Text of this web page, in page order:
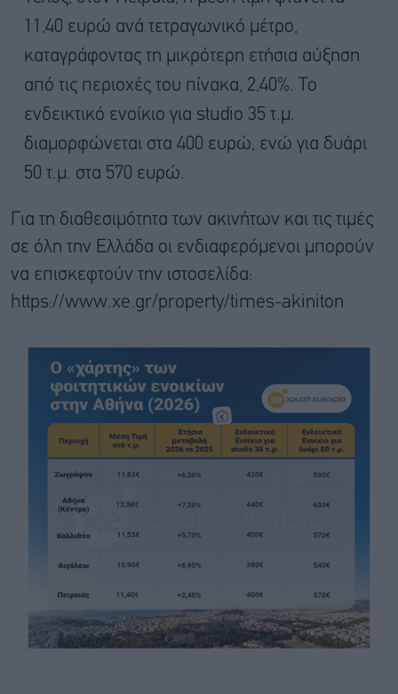
11,40 ευρώ ανά τετραγωνικό μέτρο,
καταγράφοντας τη μικρότερη ετήσια αύξηση
από τις περιοχές του πίνακα, 2,40%. Το
ενδεικτικό ενοίκιο για studio 35 τ.μ.
διαμορφώνεται στα 400 ευρώ, ενώ για δυάρι
50 τ.μ. στα 570 ευρώ.
Για τη διαθεσιμότητα των ακινήτων και τις τιμές
σε όλη την Ελλάδα οι ενδιαφερόμενοι μπορούν
να επισκεφτούν την ιστοσελίδα:
https://www.xe.gr/property/times-akiniton